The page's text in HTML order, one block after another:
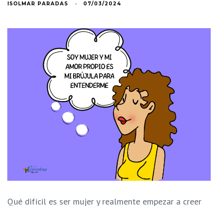
ISOLMAR PARADAS 07/03/2024
Qué difícil es ser mujer y realmente empezar a creer